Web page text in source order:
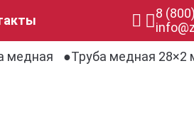
8
медная Труба медная 28×2